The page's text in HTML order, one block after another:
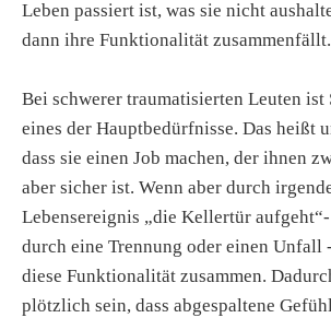
Leben passiert ist, was sie nicht
dann ihre Funktionalität zusammenfällt.
Bei schwerer traumatisierten Leuten
eines der Hauptbedürfnisse. Das heißt
dass sie einen Job machen, der ihnen
aber sicher ist. Wenn aber durch
Lebensereignis „die Kellertür
durch eine Trennung oder einen Unfall
diese Funktionalität zusammen.
plötzlich sein, dass abgespaltene